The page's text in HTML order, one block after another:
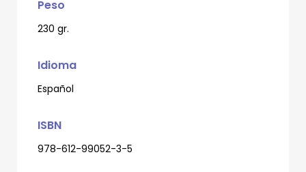
Peso
230 gr.
Idioma
Español
ISBN
978-612-99052-3-5